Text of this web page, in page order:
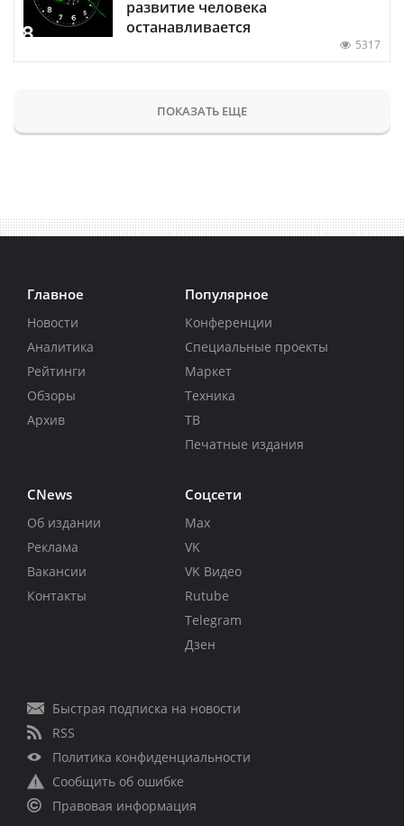
развитие человека
останавливается
5317
ПОКАЗАТЬ ЕЩЕ
Главное
Новости
Аналитика
Рейтинги
Обзоры
Архив
Популярное
Конференции
Специальные проекты
Маркет
Техника
ТВ
Печатные издания
CNews
Об издании
Реклама
Вакансии
Контакты
Соцсети
Max
VK
VK Видео
Rutube
Telegram
Дзен
Быстрая подписка на новости
RSS
Политика конфиденциальности
Сообщить об ошибке
Правовая информация